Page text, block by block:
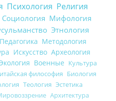
Психология Религия
Социология Мифология
Этнология
Педагогика Методология
Искусство Археология
Военные Культура
философия Биология
Теология Эстетика
Архитектура